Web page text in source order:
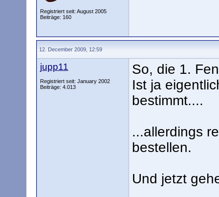
Registriert seit: August 2005
Beiträge: 160
12. December 2009, 12:59
jupp11
Registriert seit: January 2002
Beiträge: 4.013
So, die 1.
Ist ja
bestimmt....
...allerdings
bestellen.
Und jetzt